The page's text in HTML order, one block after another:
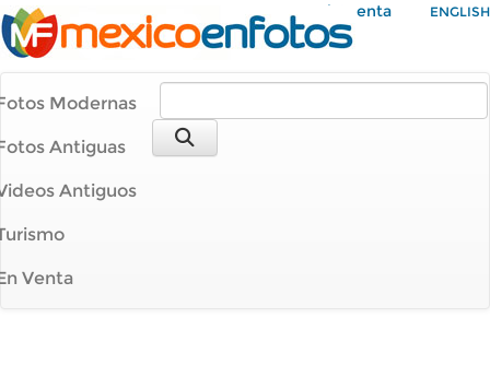
Mi Cuenta ENGLISH
Modernas
Antiguas
Antiguos
Venta